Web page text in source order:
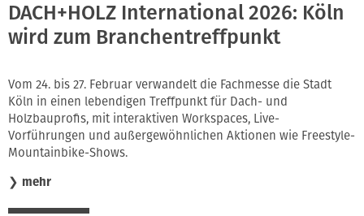
DACH+HOLZ International 2026: Köln
wird zum Branchentreffpunkt
Vom 24. bis 27. Februar verwandelt die Fachmesse die Stadt
Köln in einen lebendigen Treffpunkt für Dach- und
Holzbauprofis, mit interaktiven Workspaces, Live-
Vorführungen und außergewöhnlichen Aktionen wie Freestyle-
Mountainbike-Shows.
❯ mehr